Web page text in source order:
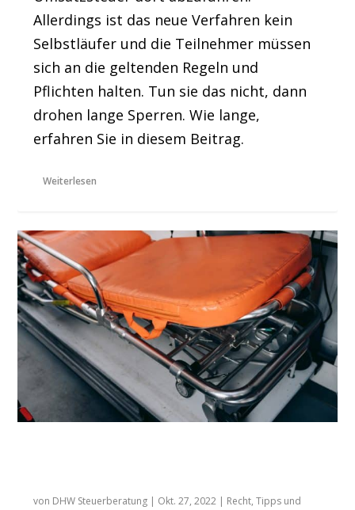
Allerdings ist das neue Verfahren kein
Selbstläufer und die Teilnehmer müssen
sich an die geltenden Regeln und
Pflichten halten. Tun sie das nicht, dann
drohen lange Sperren. Wie lange,
erfahren Sie in diesem Beitrag.
Weiterlesen
von DHW Steuerberatung | Okt. 27, 2022 | Recht,Tipps und